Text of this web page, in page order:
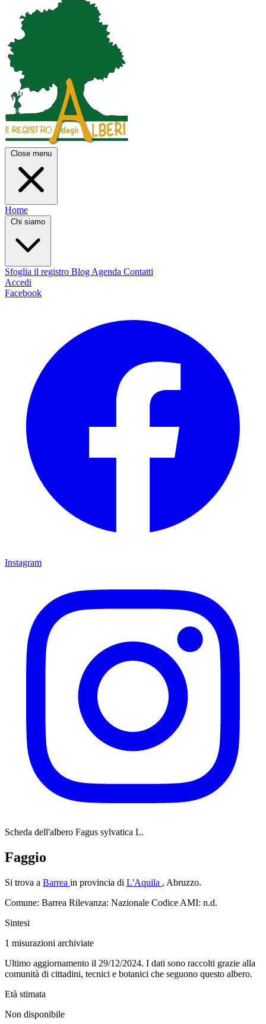
Close menu
Home
Chi siamo
Sfoglia il registro Blog Agenda Contatti
Accedi
Facebook
Instagram
Scheda dell'albero Fagus sylvatica L.
Faggio
Si trova a Barrea in provincia di L'Aquila , Abruzzo.
Comune: Barrea Rilevanza: Nazionale Codice AMI: n.d.
Sintesi
1 misurazioni archiviate
Ultimo aggiornamento il 29/12/2024. I dati sono raccolti grazie alla
comunità di cittadini, tecnici e botanici che seguono questo albero.
Età stimata
Non disponibile